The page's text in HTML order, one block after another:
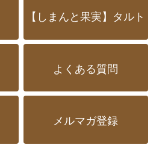
【しまんと果実】タルト
よくある質問
メルマガ登録